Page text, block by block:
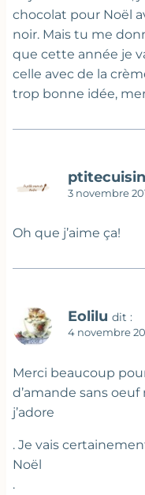
chocolat pour Noël
noir. Mais tu me
que cette année je
celle avec de la
trop bonne idée,
3 novembre
Oh que j’aime ça!
Eolilu dit :
4 novembre
Merci beaucoup
d’amande sans
j’adore
. Je vais
Noël
.